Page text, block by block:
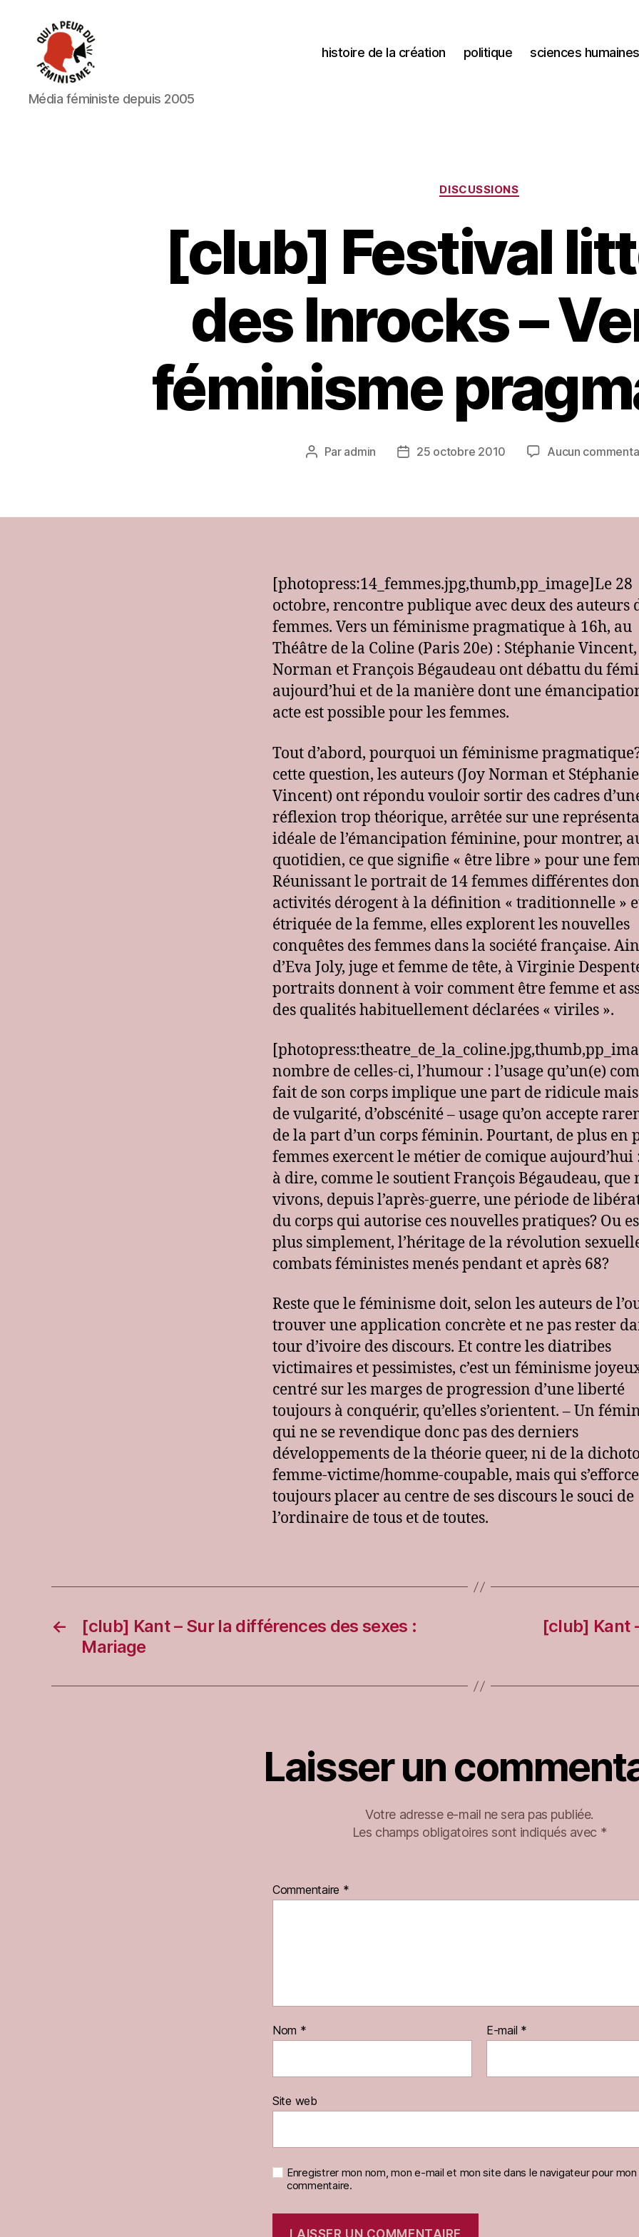
Qui
a
Média féministe depuis 2005
histoire de la création politique sciences humaines
Catégories
DISCUSSIONS
[club] Festival
des Inrocks –
féminisme
Auteur
Par admin
Date25 octobre 2010 Aucun
[photopress:14_femmes.jpg,thumb,pp_image]Le 28
octobre, rencontre publique avec deux des auteurs
femmes. Vers un féminisme pragmatique à 16h, au
Théâtre de la Coline (Paris 20e) : Stéphanie Vincent,
Norman et François Bégaudeau ont débattu du
aujourd’hui et de la manière dont une
acte est possible pour les femmes.
Tout d’abord, pourquoi un féminisme
cette question, les auteurs (Joy Norman et Stéphanie
Vincent) ont répondu vouloir sortir des cadres
réflexion trop théorique, arrêtée sur une
idéale de l’émancipation féminine, pour montrer,
quotidien, ce que signifie « être libre » pour une
Réunissant le portrait de 14 femmes différentes
activités dérogent à la définition « traditionnelle »
étriquée de la femme, elles explorent les nouvelles
conquêtes des femmes dans la société française.
d’Eva Joly, juge et femme de tête, à Virginie
portraits donnent à voir comment être femme et
des qualités habituellement déclarées « viriles ».
nombre de celles-ci, l’humour : l’usage qu’un(e)
fait de son corps implique une part de ridicule
de vulgarité, d’obscénité – usage qu’on accepte
de la part d’un corps féminin. Pourtant, de plus en
femmes exercent le métier de comique aujourd’hui
à dire, comme le soutient François Bégaudeau, que
vivons, depuis l’après-guerre, une période de
du corps qui autorise ces nouvelles pratiques? Ou
plus simplement, l’héritage de la révolution
combats féministes menés pendant et après 68?
Reste que le féminisme doit, selon les auteurs de
trouver une application concrète et ne pas rester
tour d’ivoire des discours. Et contre les diatribes
victimaires et pessimistes, c’est un féminisme
centré sur les marges de progression d’une liberté
toujours à conquérir, qu’elles s’orientent. – Un
qui ne se revendique donc pas des derniers
développements de la théorie queer, ni de la
femme-victime/homme-coupable, mais qui
toujours placer au centre de ses discours le souci de
l’ordinaire de tous et de toutes.
←
[club] Kant – Sur la différences des sexes :
Mariage
[club] Kant
Laisser un
Votre adresse e-mail ne sera pas publiée.
Les champs obligatoires sont indiqués avec *
Commentaire *
Nom * E-mail *
Site web
Enregistrer mon nom, mon e-mail et mon site dans le navigateur pour mon
commentaire.